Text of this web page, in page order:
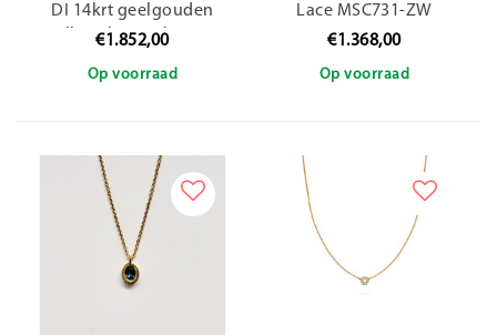
DI 14krt geelgouden
collier The Duchess 3x
tot. 0.27ct W/P
€1.852,00
Op voorraad
Lace MSC731-ZW
€1.368,00
Op voorraad